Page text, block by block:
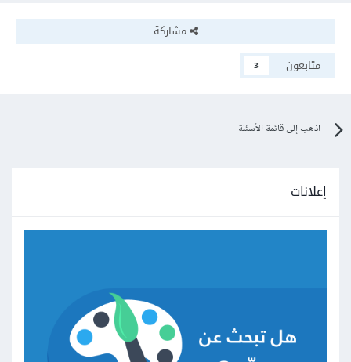
مشاركة
متابعون
3
اذهب إلى قائمة الأسئلة
إعلانات